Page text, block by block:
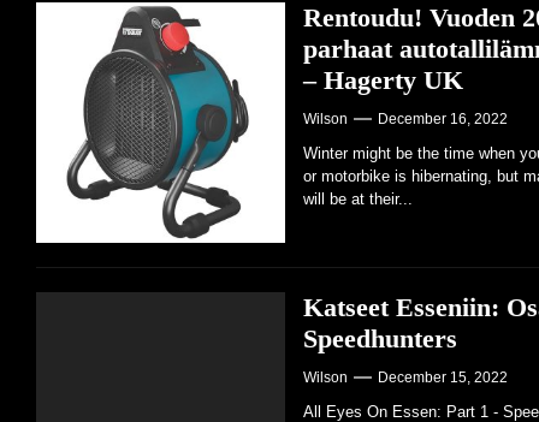
Rentoudu! Vuoden
parhaat
– Hagerty UK
Wilson December 16, 2022
Winter might be the time when
or motorbike is hibernating, but
will be at their...
Katseet Esseniin:
Speedhunters
Wilson December 15, 2022
All Eyes On Essen: Part 1 -